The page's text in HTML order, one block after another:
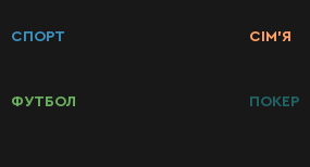
СПОРТ
ФУТБОЛ
СІМ’Я
ПОКЕР